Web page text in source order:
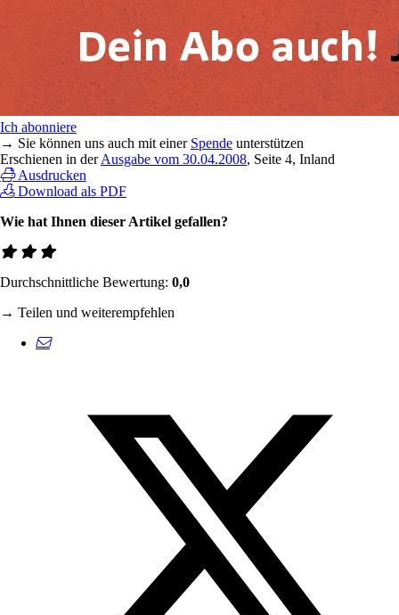
Ich abonniere
→ Sie können uns auch mit einer Spende unterstützen
Erschienen in derAusgabe vom 30.04.2008, Seite 4, Inland
Ausdrucken
Download als PDF
Wie hat Ihnen dieser Artikel gefallen?
Durchschnittliche Bewertung: 0,0
→ Teilen und weiterempfehlen